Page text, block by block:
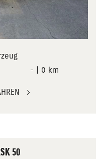
- | 0 km
50